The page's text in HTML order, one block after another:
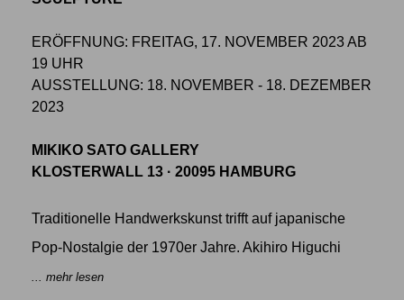
ERÖFFNUNG: FREITAG, 17. NOVEMBER 2023 AB
19 UHR
AUSSTELLUNG: 18. NOVEMBER - 18. DEZEMBER
2023
MIKIKO SATO GALLERY
KLOSTERWALL 13 · 20095 HAMBURG
Traditionelle Handwerkskunst trifft auf japanische
Pop-Nostalgie der 1970er Jahre. Akihiro Higuchi
... mehr lesen